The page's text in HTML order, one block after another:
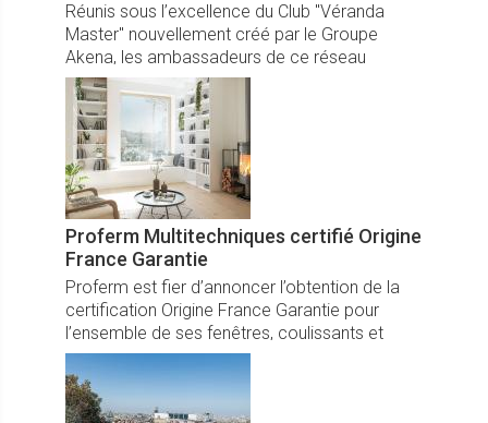
Réunis sous l’excellence du Club "Véranda
Master" nouvellement créé par le Groupe
Akena, les ambassadeurs de ce réseau
sélectif visent à reconnaître et fédérer les
meilleurs experts de la véranda.
Proferm Multitechniques certifié Origine
France Garantie
Proferm est fier d’annoncer l’obtention de la
certification Origine France Garantie pour
l’ensemble de ses fenêtres, coulissants et
portes d’entrée, distinguant son engagement
100 % qualité française.